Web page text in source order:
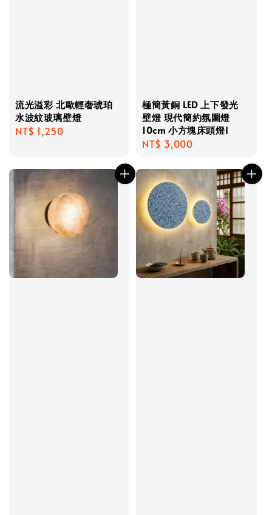
流光溢彩 北歐輕奢琥珀
水波紋玻璃壁燈
Regular
NT$ 1,250
極簡黃銅 LED 上下發光
壁燈 現代簡約氛圍燈
10cm 小方塊床頭燈I
Regular
NT$ 3,000